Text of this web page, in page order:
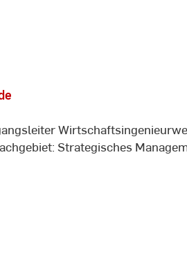
Strategisches